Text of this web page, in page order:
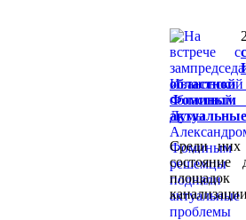
Фоминым
Среди них
состояние